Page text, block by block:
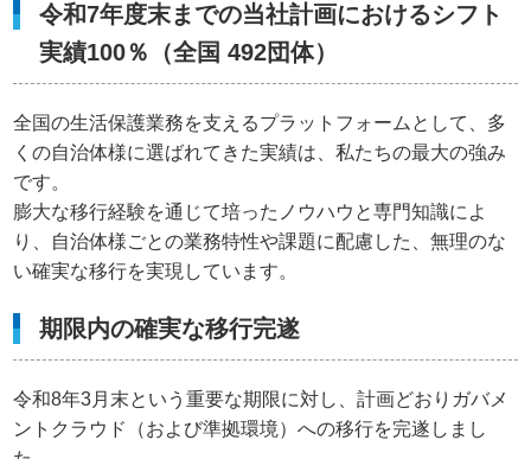
令和7年度末までの当社計画におけるシフト
実績100％（全国 492団体）
全国の生活保護業務を支えるプラットフォームとして、多
くの自治体様に選ばれてきた実績は、私たちの最大の強み
です。
膨大な移行経験を通じて培ったノウハウと専門知識によ
り、自治体様ごとの業務特性や課題に配慮した、無理のな
い確実な移行を実現しています。
期限内の確実な移行完遂
令和8年3月末という重要な期限に対し、計画どおりガバメ
ントクラウド（および準拠環境）への移行を完遂しまし